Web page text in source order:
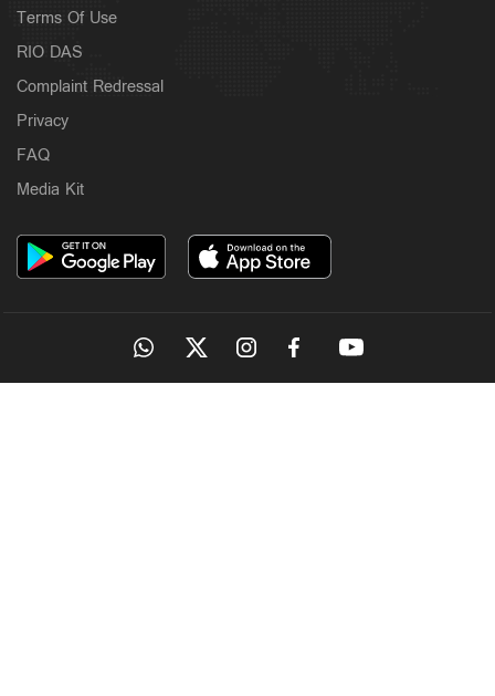
Terms Of Use
RIO DAS
Complaint Redressal
Privacy
FAQ
Media Kit